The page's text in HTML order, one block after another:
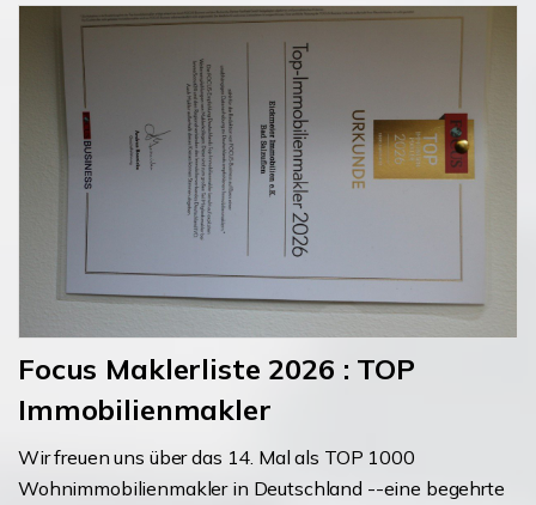
Focus Maklerliste 2026 : TOP
Immobilienmakler
Wir freuen uns über das 14. Mal als TOP 1000
Wohnimmobilienmakler in Deutschland --eine begehrte